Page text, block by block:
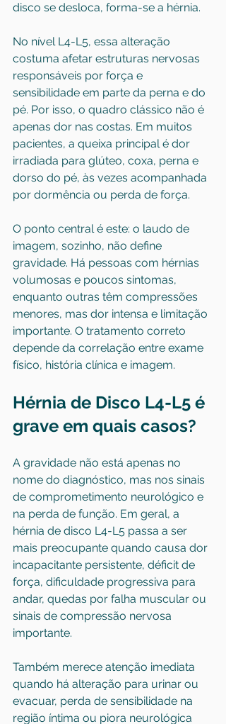
disco se desloca, forma-se a hérnia.
No nível L4-L5, essa alteração
costuma afetar estruturas nervosas
responsáveis por força e
sensibilidade em parte da perna e do
pé. Por isso, o quadro clássico não é
apenas dor nas costas. Em muitos
pacientes, a queixa principal é dor
irradiada para glúteo, coxa, perna e
dorso do pé, às vezes acompanhada
por dormência ou perda de força.
O ponto central é este: o laudo de
imagem, sozinho, não define
gravidade. Há pessoas com hérnias
volumosas e poucos sintomas,
enquanto outras têm compressões
menores, mas dor intensa e limitação
importante. O tratamento correto
depende da correlação entre exame
físico, história clínica e imagem.
Hérnia de Disco L4-L5 é
grave em quais casos?
A gravidade não está apenas no
nome do diagnóstico, mas nos sinais
de comprometimento neurológico e
na perda de função. Em geral, a
hérnia de disco L4-L5 passa a ser
mais preocupante quando causa dor
incapacitante persistente, déficit de
força, dificuldade progressiva para
andar, quedas por falha muscular ou
sinais de compressão nervosa
importante.
Também merece atenção imediata
quando há alteração para urinar ou
evacuar, perda de sensibilidade na
região íntima ou piora neurológica